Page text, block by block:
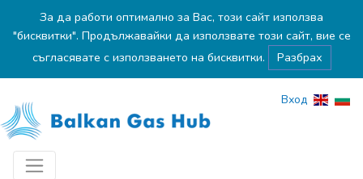
За да работи оптимално за Вас, този сайт използва
"бисквитки". Продължавайки да използвате този сайт, вие се
съгласявате с използването на бисквитки.
Разбрах
Вход